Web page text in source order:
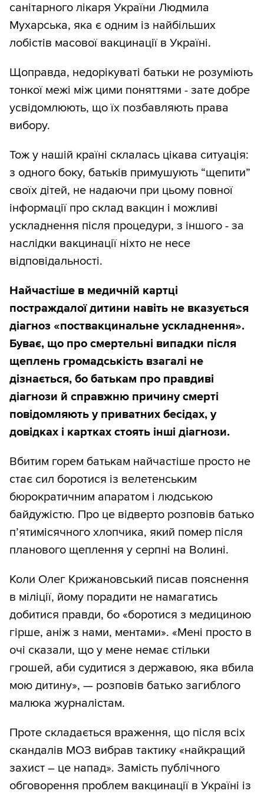
санітарного лікаря України Людмила
Мухарська, яка є одним із найбільших
лобістів масової вакцинації в Україні.
Щоправда, недорікуваті батьки не розуміють
тонкої межі між цими поняттями - зате добре
усвідомлюють, що їх позбавляють права
вибору.
Тож у нашій країні склалась цікава ситуація:
з одного боку, батьків примушують “щепити”
своїх дітей, не надаючи при цьому повної
інформації про склад вакцин і можливі
ускладнення після процедури, з іншого - за
наслідки вакцинації ніхто не несе
відповідальності.
Найчастіше в медичній картці
постраждалої дитини навіть не вказується
діагноз «поствакцинальне ускладнення».
Буває, що про смертельні випадки після
щеплень громадськість взагалі не
дізнається, бо батькам про правдиві
діагнози й справжню причину смерті
повідомляють у приватних бесідах, у
довідках і картках стоять інші діагнози.
Вбитим горем батькам найчастіше просто не
стає сил боротися із велетенським
бюрократичним апаратом і людською
байдужістю. Про це відверто розповів батько
п’ятимісячного хлопчика, який помер після
планового щеплення у серпні на Волині.
Коли Олег Крижановський писав пояснення
в міліції, йому порадити не намагатись
добитися правди, бо «боротися з медициною
гірше, аніж з нами, ментами». «Мені просто в
очі сказали, що у мене немає стільки
грошей, аби судитися з державою, яка вбила
мою дитину», — розповів батько загиблого
малюка журналістам.
Проте складається враження, що після всіх
скандалів МОЗ вибрав тактику «найкращий
захист – це напад». Замість публічного
обговорення проблем вакцинації в Україні із